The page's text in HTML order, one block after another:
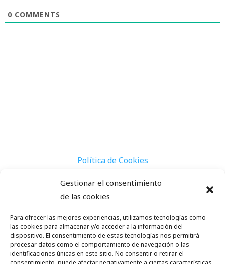
Gestionar el consentimiento
de las cookies
Para ofrecer las mejores experiencias, utilizamos tecnologías como
las cookies para almacenar y/o acceder a la información del
dispositivo. El consentimiento de estas tecnologías nos permitirá
procesar datos como el comportamiento de navegación o las
identificaciones únicas en este sitio. No consentir o retirar el
0 COMMENTS
Política de Cookies
Contacto
Actividades
Escapadas
Sobre Nosotros
Las Mejores Playas de Galápagos: Un Paraíso Natural
por Descubrir